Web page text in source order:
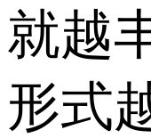
就越
形式